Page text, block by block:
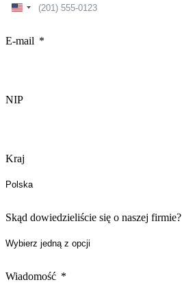
United
E-mail
NIP
Kraj
Skąd dowiedzieliście się o naszej firmie?
Wiadomość